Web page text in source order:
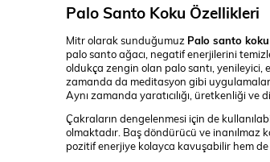
Palo Santo Koku Özellikleri
Mitr olarak sunduğumuz Palo santo
palo santo ağacı, negatif enerjilerini
oldukça zengin olan palo santı, yenileyici,
zamanda da meditasyon gibi
Aynı zamanda yaratıcılığı, üretkenliği
Çakraların dengelenmesi için de
olmaktadır. Baş döndürücü ve inanılmaz
pozitif enerjiye kolayca kavuşabilir hem de